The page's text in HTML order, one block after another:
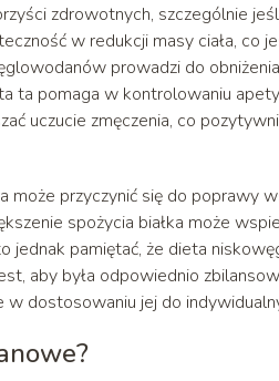
zdrowotnych, szczególnie
w redukcji masy ciała, co
prowadzi do
ta pomaga w kontrolowaniu
uczucie zmęczenia, co
może przyczynić się do poprawy
spożycia białka może
pamiętać, że dieta
aby była odpowiednio
dostosowaniu jej do